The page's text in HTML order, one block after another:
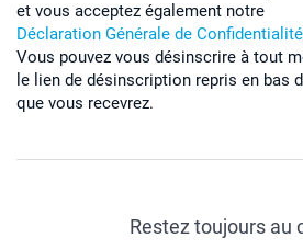
et vous acceptez également notre
Déclaration Générale de Confidentialité
Vous pouvez vous désinscrire à tout
le lien de désinscription repris en bas
que vous recevrez.
Restez toujours au